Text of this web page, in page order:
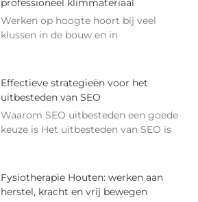
professioneel klimmateriaal
Werken op hoogte hoort bij veel
klussen in de bouw en in
Effectieve strategieën voor het
uitbesteden van SEO
Waarom SEO uitbesteden een goede
keuze is Het uitbesteden van SEO is
Fysiotherapie Houten: werken aan
herstel, kracht en vrij bewegen